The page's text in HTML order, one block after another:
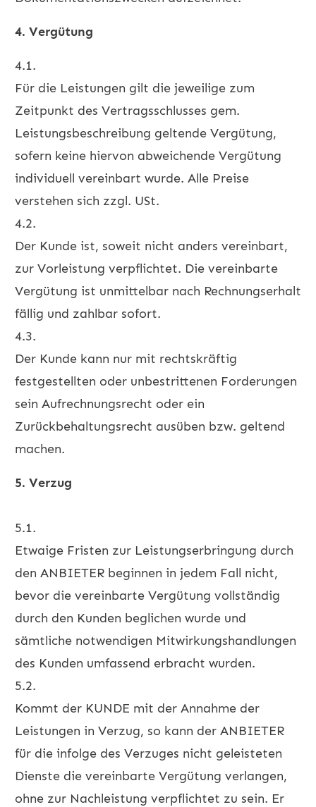
4. Vergütung
4.1.
Für die Leistungen gilt die jeweilige zum
Zeitpunkt des Vertragsschlusses gem.
Leistungsbeschreibung geltende Vergütung,
sofern keine hiervon abweichende Vergütung
individuell vereinbart wurde. Alle Preise
verstehen sich zzgl. USt.
4.2.
Der Kunde ist, soweit nicht anders vereinbart,
zur Vorleistung verpflichtet. Die vereinbarte
Vergütung ist unmittelbar nach Rechnungserhalt
fällig und zahlbar sofort.
4.3.
Der Kunde kann nur mit rechtskräftig
festgestellten oder unbestrittenen Forderungen
sein Aufrechnungsrecht oder ein
Zurückbehaltungsrecht ausüben bzw. geltend
machen.
5. Verzug
5.1.
Etwaige Fristen zur Leistungserbringung durch
den ANBIETER beginnen in jedem Fall nicht,
bevor die vereinbarte Vergütung vollständig
durch den Kunden beglichen wurde und
sämtliche notwendigen Mitwirkungshandlungen
des Kunden umfassend erbracht wurden.
5.2.
Kommt der KUNDE mit der Annahme der
Leistungen in Verzug, so kann der ANBIETER
für die infolge des Verzuges nicht geleisteten
Dienste die vereinbarte Vergütung verlangen,
ohne zur Nachleistung verpflichtet zu sein. Er